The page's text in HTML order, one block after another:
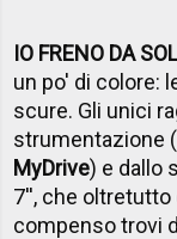
IO FRENO DA
un po' di colore:
scure. Gli unici
strumentazione
MyDrive) e dallo
7'', che
compenso trovi